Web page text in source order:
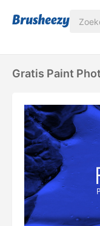
Gratis Paint